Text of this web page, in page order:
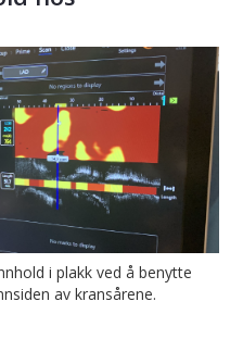
i plakk ved å benytte
av kransårene.